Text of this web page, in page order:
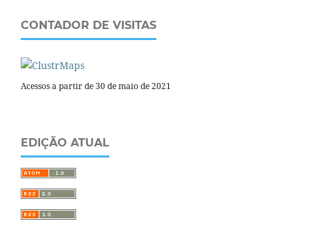
CONTADOR DE VISITAS
Acessos a partir de 30 de maio de 2021
EDIÇÃO ATUAL